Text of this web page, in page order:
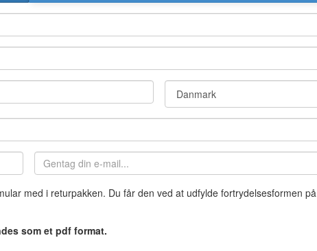
med i returpakken. Du får den ved at udfylde fortrydelsesformen
som et pdf format.